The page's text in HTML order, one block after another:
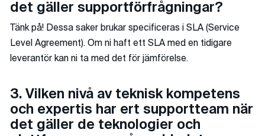
det gäller supportförfrågningar?
Tänk på! Dessa saker brukar specificeras i SLA (Service
Level Agreement). Om ni haft ett SLA med en tidigare
leverantör kan ni ta med det för jämförelse.
3. Vilken nivå av teknisk kompetens
och expertis har ert supportteam när
det gäller de teknologier och